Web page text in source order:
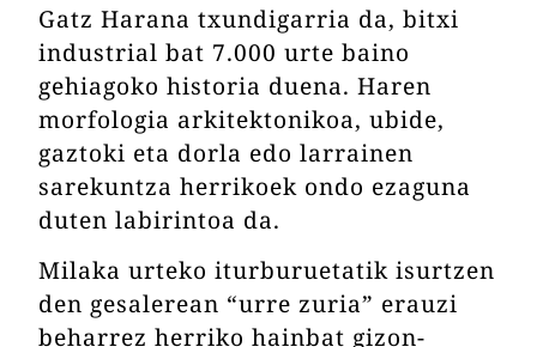
Gatz Harana txundigarria da, bitxi
industrial bat 7.000 urte baino
gehiagoko historia duena. Haren
morfologia arkitektonikoa, ubide,
gaztoki eta dorla edo larrainen
sarekuntza herrikoek ondo ezaguna
duten labirintoa da.
Milaka urteko iturburuetatik isurtzen
den gesalerean “urre zuria” erauzi
beharrez herriko hainbat gizon-